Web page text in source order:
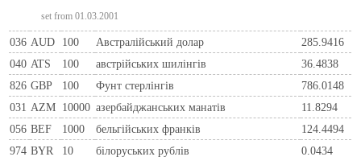
set from 01.03.2001
036 AUD 100 Австралійський долар
285.9416
040 ATS 100 австрiйських шилiнгiв
36.4838
826 GBP 100 Фунт стерлінгів
786.0148
031 AZM 10000 азербайджанських манатів
11.8294
056 BEF 1000 бельгiйських франкiв
124.4494
974 BYR 10 білоруських рублів
0.0434